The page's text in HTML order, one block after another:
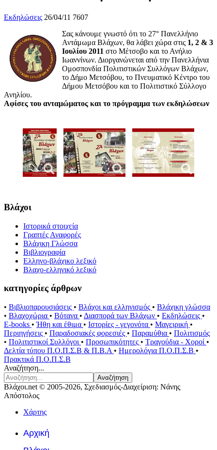
Εκδηλώσεις 26/04/11 7607
Σας κάνουμε γνωστό ότι το 27° Πανελλήνιο
Αντάμωμα Βλάχων, θα λάβει χώρα στις 1, 2 & 3
Ιουλίου 2011 στο Μέτσοβο και το Ανήλιο
Ιωαννίνων. Διοργανώνεται από την Πανελλήνια
Ομοσπονδία Πολιτιστικών Συλλόγων Βλάχων,
το Δήμο Μετσόβου, το Πνευματικό Κέντρο του
Δήμου Μετσόβου και το Πολιτιστικό Σύλλογο
Ανηλίου.
Αφίσες του ανταμώματος και το πρόγραμμα των εκδηλώσεων
Βλάχοι
Ιστορικά στοιχεία
Γραπτές Αναφορές
Βλάχικη Γλώσσα
Βιβλιογραφία
Ελληνο-βλάχικο λεξικό
Βλαχο-ελληνικό λεξικό
κατηγορίες άρθρων
• Βιβλιοπαρουσιάσεις • Βλάχοι και ελληνισμός • Βλάχικη γλώσσα
• Βλαχοχώρια • Βότανα • Διασπορά των Βλάχων • Εκδηλώσεις •
E-books •Ήθη και έθιμα • Ιστορίες - γεγονότα • Μαγειρική •
Περιηγήσεις • Παραδοσιακές φορεσιές • Παραμύθια • Πολιτισμός
• Πολιτιστικοί Συλλόγοι • Προσωπικότητες • Τραγούδια - Χοροί •
Δελτία τύπου Π.Ο.Π.Σ.Β & Π.Β.Α • Ημερολόγια Π.Ο.Π.Σ.Β •
Πρακτικά Π.Ο.Π.Σ.Β
Αναζήτηση...
Αναζήτηση
Βλάχοι.net © 2005-2026, Σχεδιασμός-Διαχείριση: Νάνης
Απόστολος
Χάρτης
Αρχική